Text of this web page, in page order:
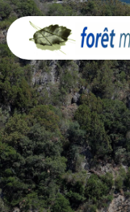
Panneau de gestion